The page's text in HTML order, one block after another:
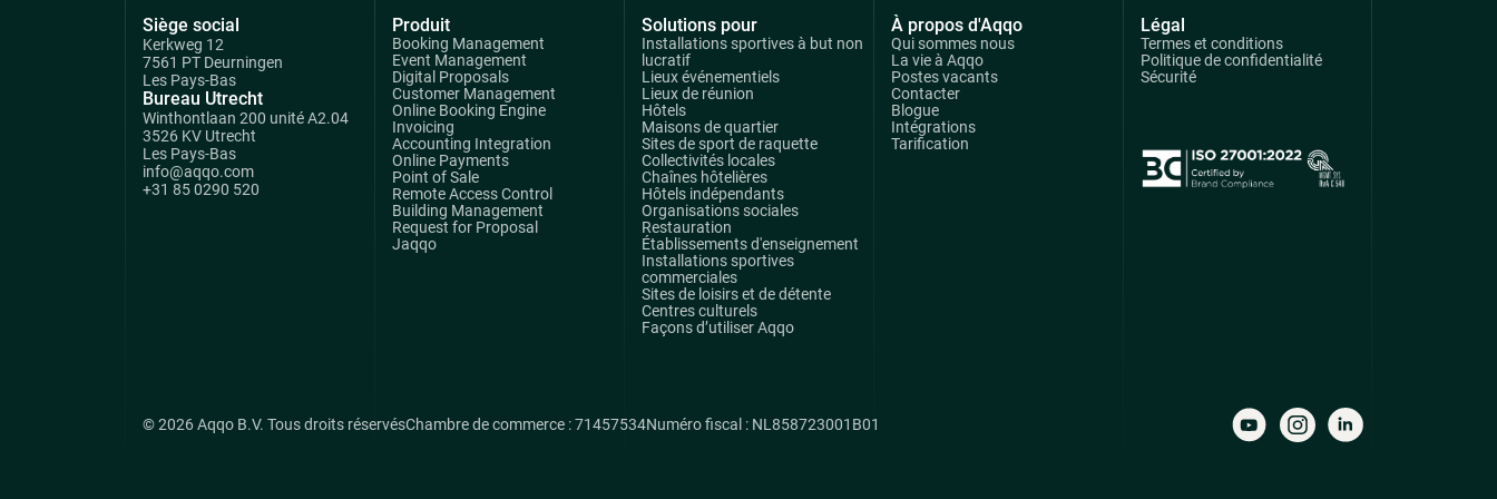
Siège social
Kerkweg 12
7561 PT Deurningen
Les Pays-Bas
Bureau Utrecht
Winthontlaan 200 unité A2.04
3526 KV Utrecht
Les Pays-Bas
info@aqqo.com
+31 85 0290 520
Produit
Booking Management
Event Management
Digital Proposals
Customer Management
Online Booking Engine
Invoicing
Accounting Integration
Online Payments
Point of Sale
Remote Access Control
Building Management
Request for Proposal
Jaqqo
Solutions pour
Installations sportives à but non
lucratif
Lieux événementiels
Lieux de réunion
Hôtels
Maisons de quartier
Sites de sport de raquette
Collectivités locales
Chaînes hôtelières
Hôtels indépendants
Organisations sociales
Restauration
Établissements d'enseignement
Installations sportives
commerciales
Sites de loisirs et de détente
Centres culturels
Façons d’utiliser Aqqo
À propos d'Aqqo
Qui sommes nous
La vie à Aqqo
Postes vacants
Contacter
Blogue
Intégrations
Tarification
Légal
Termes et conditions
Politique de confidentialité
Sécurité
© 2026 Aqqo B.V. Tous droits réservésChambre de commerce : 71457534Numéro fiscal : NL858723001B01